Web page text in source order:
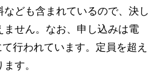
なども含まれているので、決し
ません。なお、申し込みは電
行われています。定員を超え
す。